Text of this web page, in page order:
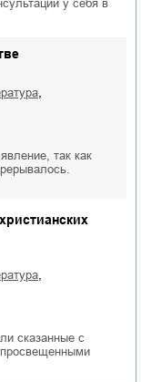
у себя в
так как
сказанные с